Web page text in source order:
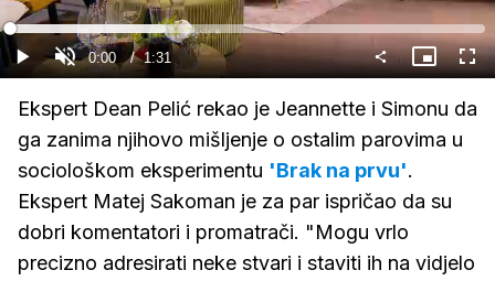
Gledaj
GledajUpali
zvuk
Current
Time
0:00 / Duration
1:31
Loaded:
32.79%
Slika
u
Ekspert Dean Pelić rekao je Jeannette i Simonu da
ga zanima njihovo mišljenje o ostalim parovima u
sociološkom eksperimentu 'Brak na prvu'.
Ekspert Matej Sakoman je za par ispričao da su
dobri komentatori i promatrači. "Mogu vrlo
precizno adresirati neke stvari i staviti ih na vidjelo